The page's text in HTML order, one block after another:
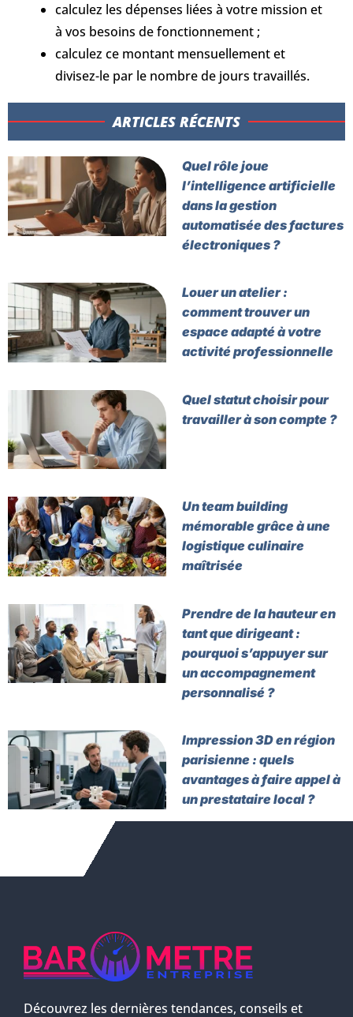
calculez les dépenses liées à votre mission et
à vos besoins de fonctionnement ;
calculez ce montant mensuellement et
divisez-le par le nombre de jours travaillés.
ARTICLES RÉCENTS​
Quel rôle joue
l’intelligence artificielle
dans la gestion
automatisée des factures
électroniques ?
Louer un atelier :
comment trouver un
espace adapté à votre
activité professionnelle
Quel statut choisir pour
travailler à son compte ?
Un team building
mémorable grâce à une
logistique culinaire
maîtrisée
Prendre de la hauteur en
tant que dirigeant :
pourquoi s’appuyer sur
un accompagnement
personnalisé ?
Impression 3D en région
parisienne : quels
avantages à faire appel à
un prestataire local ?
Découvrez les dernières tendances, conseils et